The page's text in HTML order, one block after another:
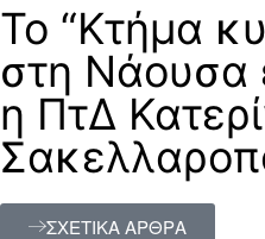
Το “Κτήμα
στη Νάουσα
η ΠτΔ
ΣΧΕΤΙΚΑ ΑΡΘΡΑ